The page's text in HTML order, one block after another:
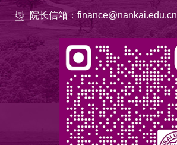
院长信箱：finance@nankai.edu.cn